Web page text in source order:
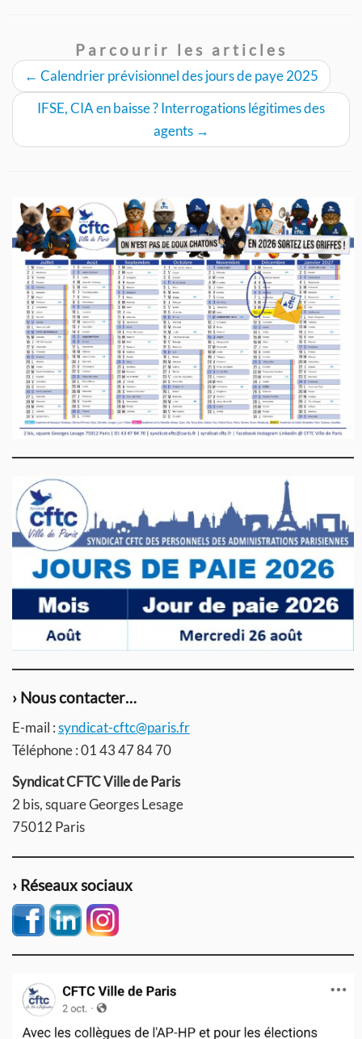
Parcourir les articles
← Calendrier prévisionnel des jours de paye 2025
IFSE, CIA en baisse ? Interrogations légitimes des
agents →
› Nous contacter…
E-mail :syndicat-cftc@paris.fr
Téléphone : 01 43 47 84 70
Syndicat CFTC Ville de Paris
2 bis, square Georges Lesage
75012 Paris
› Réseaux sociaux